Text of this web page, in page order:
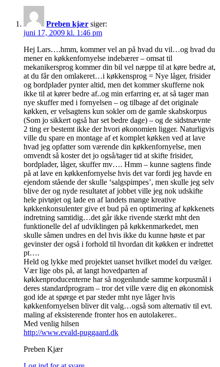
Preben kjær siger:
juni 17, 2009 kl. 1:46 pm
Hej Lars….hmm, kommer vel an på hvad du vil…og hvad du
mener en køkkenfornyelse indebærer – omsat til
mekanikersprog kommer din bil vel næppe til at køre bedre at,
at du får den omlakeret…i køkkensprog = Nye låger, frisider
og bordplader pynter altid, men det kommer skufferne nok
ikke til at kører bedre af..og min erfarring er, at så tager man
nye skuffer med i fornyelsen – og tilbage af det originale
køkken, er velsagtens kun sokler om de gamle skabskorpus
(Som jo sikkert også har set bedre dage) – og de sidstnævnte
2 ting er bestemt ikke der hvori økonomien ligger. Naturligvis
ville du spare en montage af et komplet køkken ved at lave
hvad jeg opfatter som værende din køkkenfornyelse, men
omvendt så koster det jo også/tager tid at skifte frisider,
bordplader, låger, skuffer mv…. Hmm – kunne sagtens finde
på at lave en køkkenfornyelse hvis det var fordi jeg havde en
ejendom stående der skulle ‘salgspimpes’, men skulle jeg selv
blive der og nyde resultatet af jobbet ville jeg nok udskifte
hele pivtøjet og lade en af landets mange kreative
køkkenkonsulenter give et bud på en optimering af køkkenets
indretning samtidig…det går ikke rivende stærkt mht den
funktionelle del af udviklingen på køkkenmarkedet, men
skulle såmen undres en del hvis ikke du kunne høste et par
gevinster der også i forhold til hvordan dit køkken er indrettet
pt….
Held og lykke med projektet uanset hvilket model du vælger.
Vær lige obs på, at langt hovedparten af
køkkenproducenterne har så nogenlunde samme korpusmål i
deres standardprogram – tror det ville være dig en økonomisk
god ide at spørge et par steder mht nye låger hvis
køkkenfornyelsen bliver dit valg…også som alternativ til evt.
maling af eksisterende fronter hos en autolakerer..
Med venlig hilsen
http://www.evald-puggaard.dk
Preben Kjær